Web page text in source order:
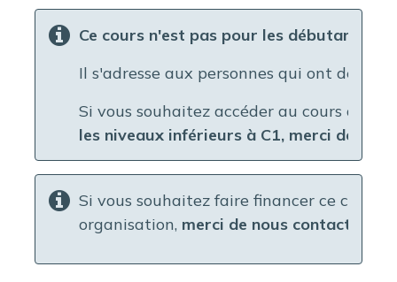
Ce cours n'est pas pour les débutants
Il s'adresse aux personnes qui ont déjà le
Si vous souhaitez accéder au cours de
les niveaux inférieurs à C1, merci de
Si vous souhaitez faire financer ce cours
organisation, merci de nous contacter